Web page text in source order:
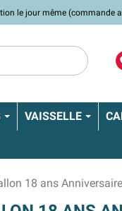
le jour même (commande
VAISSELLE
18 ans